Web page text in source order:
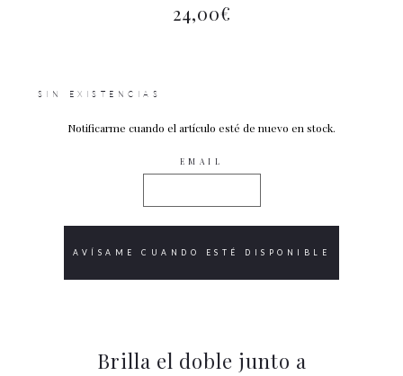
24,00€
SIN EXISTENCIAS
Notificarme cuando el artículo esté de nuevo en stock.
EMAIL
SHARE
Brilla el doble junto a